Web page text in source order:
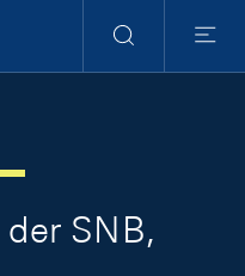
Suche
Menu
SNB,